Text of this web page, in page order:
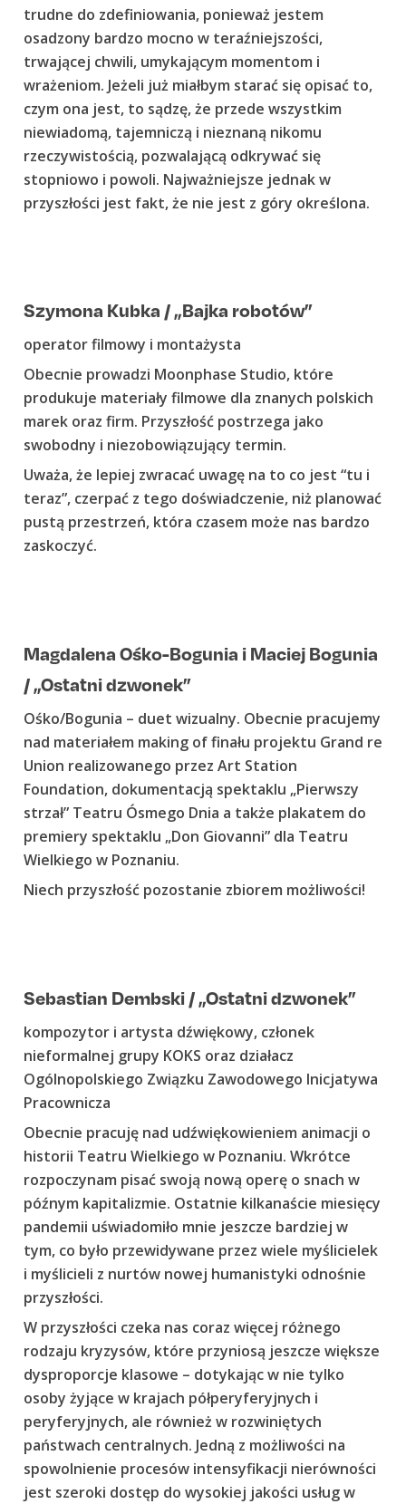
trudne do zdefiniowania, ponieważ jestem
osadzony bardzo mocno w teraźniejszości,
trwającej chwili, umykającym momentom i
wrażeniom. Jeżeli już miałbym starać się opisać to,
czym ona jest, to sądzę, że przede wszystkim
niewiadomą, tajemniczą i nieznaną nikomu
rzeczywistością, pozwalającą odkrywać się
stopniowo i powoli. Najważniejsze jednak w
przyszłości jest fakt, że nie jest z góry określona.
Szymona Kubka / „Bajka robotów”
operator filmowy i montażysta
Obecnie prowadzi Moonphase Studio, które
produkuje materiały filmowe dla znanych polskich
marek oraz firm. Przyszłość postrzega jako
swobodny i niezobowiązujący termin.
Uważa, że lepiej zwracać uwagę na to co jest “tu i
teraz”, czerpać z tego doświadczenie, niż planować
pustą przestrzeń, która czasem może nas bardzo
zaskoczyć.
Magdalena Ośko-Bogunia i Maciej Bogunia
/ „Ostatni dzwonek”
Ośko/Bogunia – duet wizualny. Obecnie pracujemy
nad materiałem making of finału projektu Grand re
Union realizowanego przez Art Station
Foundation, dokumentacją spektaklu „Pierwszy
strzał” Teatru Ósmego Dnia a także plakatem do
premiery spektaklu „Don Giovanni” dla Teatru
Wielkiego w Poznaniu.
Niech przyszłość pozostanie zbiorem możliwości!
Sebastian Dembski / „Ostatni dzwonek”
kompozytor i artysta dźwiękowy, członek
nieformalnej grupy KOKS oraz działacz
Ogólnopolskiego Związku Zawodowego Inicjatywa
Pracownicza
Obecnie pracuję nad udźwiękowieniem animacji o
historii Teatru Wielkiego w Poznaniu. Wkrótce
rozpoczynam pisać swoją nową operę o snach w
późnym kapitalizmie. Ostatnie kilkanaście miesięcy
pandemii uświadomiło mnie jeszcze bardziej w
tym, co było przewidywane przez wiele myślicielek
i myślicieli z nurtów nowej humanistyki odnośnie
przyszłości.
W przyszłości czeka nas coraz więcej różnego
rodzaju kryzysów, które przyniosą jeszcze większe
dysproporcje klasowe – dotykając w nie tylko
osoby żyjące w krajach półperyferyjnych i
peryferyjnych, ale również w rozwiniętych
państwach centralnych. Jedną z możliwości na
spowolnienie procesów intensyfikacji nierówności
jest szeroki dostęp do wysokiej jakości usług w